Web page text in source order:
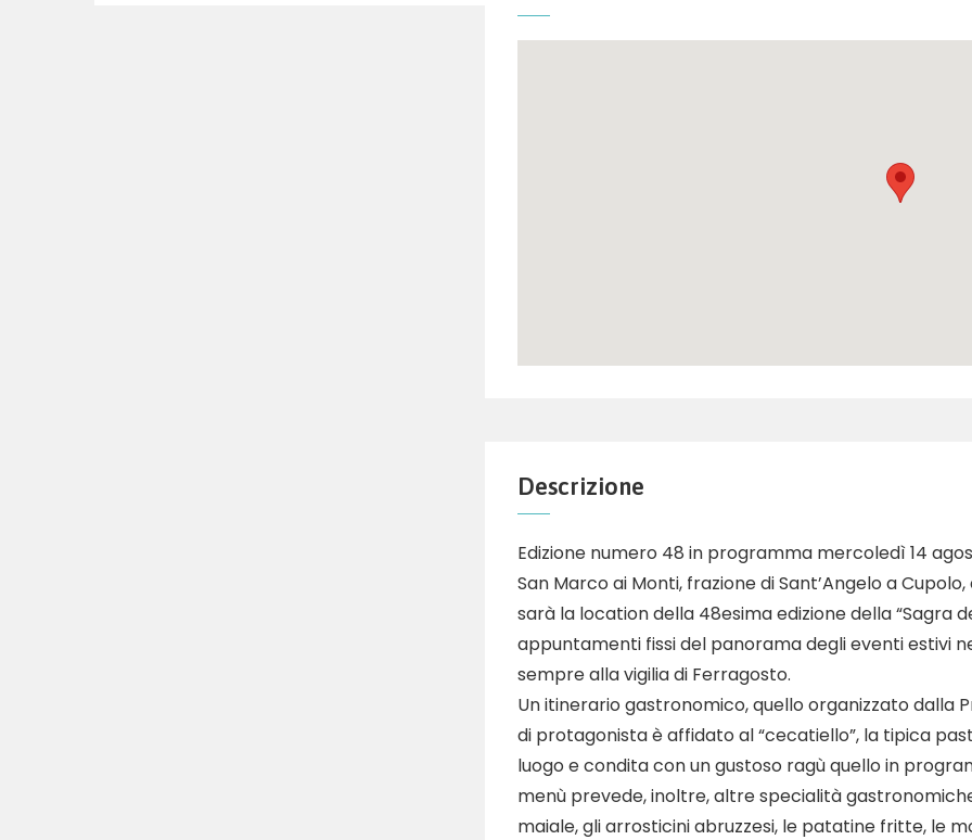
Descrizione
Edizione numero 48 in programma mercoledì 14
San Marco ai Monti, frazione di Sant’Angelo a
sarà la location della 48esima edizione della “Sagra
appuntamenti fissi del panorama degli eventi estivi
sempre alla vigilia di Ferragosto.
Un itinerario gastronomico, quello organizzato dalla
di protagonista è affidato al “cecatiello”, la tipica
luogo e condita con un gustoso ragù quello in
menù prevede, inoltre, altre specialità
maiale, gli arrosticini abruzzesi, le patatine fritte, le